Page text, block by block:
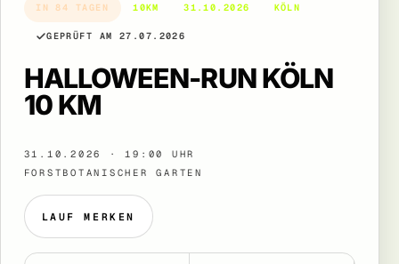
IN 84 TAGEN 10KM 31.10.2026 KÖLN
GEPRÜFT AM 27.07.2026
HALLOWEEN-RUN KÖLN
10 KM
31.10.2026 · 19:00 UHR
FORSTBOTANISCHER GARTEN
LAUF MERKEN